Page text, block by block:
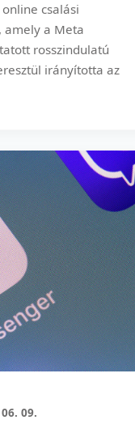
csalási
amely a Meta
rosszindulatú
irányította az
09.